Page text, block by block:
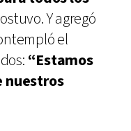
Y agregó
el
“Estamos
nuestros